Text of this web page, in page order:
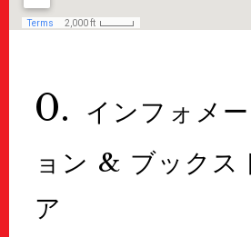
0.
インフォメ
ョン & ブックス
ア
Education
Public Relations
Stories